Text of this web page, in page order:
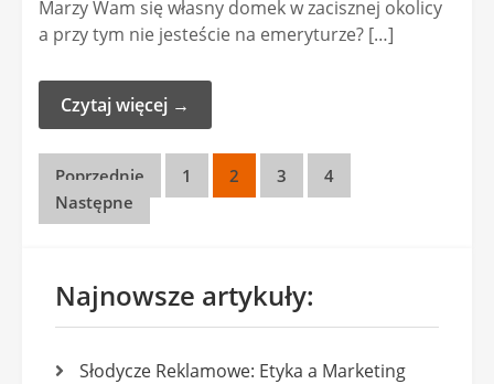
Marzy Wam się własny domek w zacisznej okolicy
a przy tym nie jesteście na emeryturze? […]
Czytaj więcej →
Stronicowanie
wpisów
Poprzednie 1 2 3
4
Następne
Najnowsze artykuły:
Słodycze Reklamowe: Etyka a Marketing